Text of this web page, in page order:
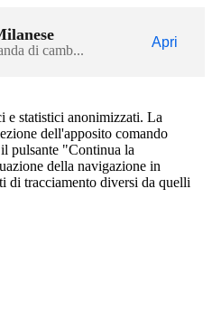
di camb...
Apri
e statistici anonimizzati. La
dell'apposito comando
pulsante "Continua la
della navigazione in
di tracciamento diversi da quelli